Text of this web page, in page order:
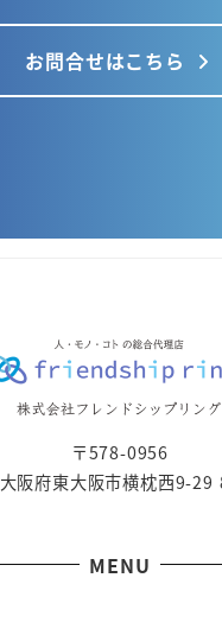
お問合せはこちら
〒578-0956
大阪府東大阪市横枕西9-29
MENU